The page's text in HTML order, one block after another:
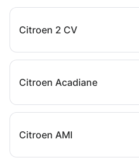
Citroen 2 CV
Citroen Acadiane
Citroen AMI